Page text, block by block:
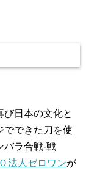
日本の文化と
でできた刀を使
バラ合戦-戦
法人ゼロワンが